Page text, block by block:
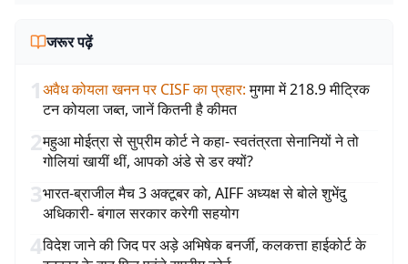
जरूर पढ़ें
1अवैध कोयला खनन पर CISF का प्रहार: मुगमा में 218.9 मीट्रिक
टन कोयला जब्त, जानें कितनी है कीमत
2महुआ मोईत्रा से सुप्रीम कोर्ट ने कहा- स्वतंत्रता सेनानियों ने तो
गोलियां खायीं थीं, आपको अंडे से डर क्यों?
3भारत-ब्राजील मैच 3 अक्टूबर को, AIFF अध्यक्ष से बोले शुभेंदु
अधिकारी- बंगाल सरकार करेगी सहयोग
4विदेश जाने की जिद पर अड़े अभिषेक बनर्जी, कलकत्ता हाईकोर्ट के